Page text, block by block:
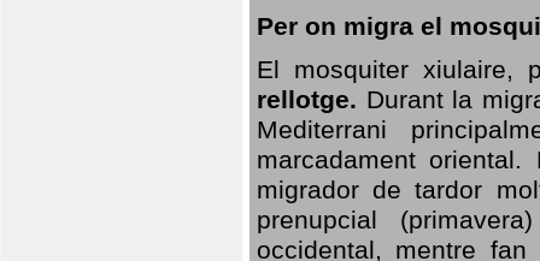
Per on migra el
El mosquiter xiulaire,
rellotge. Durant la
Mediterrani
marcadament
migrador de tardor
prenupcial
occidental, mentre